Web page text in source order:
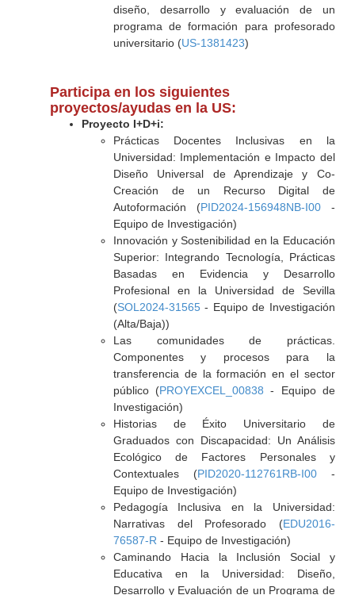
diseño, desarrollo y evaluación de un
programa de formación para profesorado
universitario (US-1381423)
Participa en los siguientes
proyectos/ayudas en la US:
Proyecto I+D+i:
Prácticas Docentes Inclusivas en la
Universidad: Implementación e Impacto del
Diseño Universal de Aprendizaje y Co-
Creación de un Recurso Digital de
Autoformación (PID2024-156948NB-I00-
Equipo de Investigación)
Innovación y Sostenibilidad en la Educación
Superior: Integrando Tecnología, Prácticas
Basadas en Evidencia y Desarrollo
Profesional en la Universidad de Sevilla
(SOL2024-31565- Equipo de Investigación
(Alta/Baja))
Las comunidades de prácticas.
Componentes y procesos para la
transferencia de la formación en el sector
público (PROYEXCEL_00838 - Equipo de
Investigación)
Historias de Éxito Universitario de
Graduados con Discapacidad: Un Análisis
Ecológico de Factores Personales y
Contextuales (PID2020-112761RB-I00-
Equipo de Investigación)
Pedagogía Inclusiva en la Universidad:
Narrativas del Profesorado (EDU2016-
76587-R - Equipo de Investigación)
Caminando Hacia la Inclusión Social y
Educativa en la Universidad: Diseño,
Desarrollo y Evaluación de un Programa de